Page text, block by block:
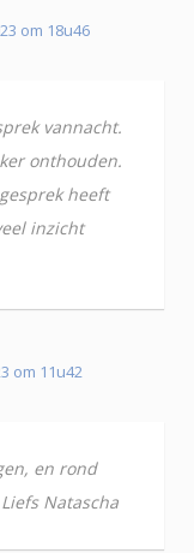
om 18u46
vannacht.
onthouden.
heeft
inzicht
om 11u42
en rond
Natascha